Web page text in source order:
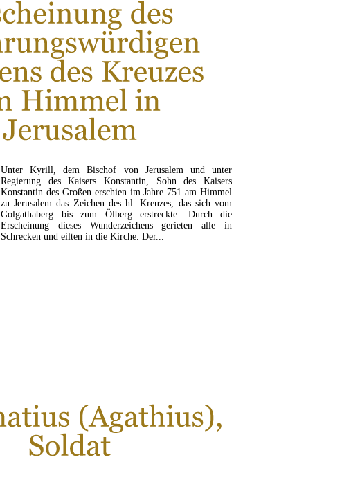
Unter Kyrill, dem Bischof von Jerusalem und unter
Regierung des Kaisers Konstantin, Sohn des Kaisers
Konstantin des Großen erschien im Jahre 751 am Himmel
zu Jerusalem das Zeichen des hl. Kreuzes, das sich vom
Golgathaberg bis zum Ölberg erstreckte. Durch die
Erscheinung dieses Wunderzeichens gerieten alle in
Schrecken und eilten in die Kirche. Der...